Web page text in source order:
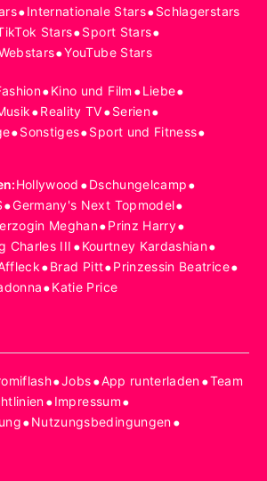
•Internationale Stars•Schlagerstars
Stars•Sport Stars•
•YouTube Stars
•Kino und Film •Liebe•
•Reality TV•Serien•
•Sonstiges•Sport und Fitness•
:Hollywood •Dschungelcamp•
•Germany's Next Topmodel•
Meghan•Prinz Harry•
Charles III •Kourtney Kardashian•
•Brad Pitt•Prinzessin Beatrice•
•Katie Price
•Jobs•App runterladen•Team
•Impressum•
•Nutzungsbedingungen•